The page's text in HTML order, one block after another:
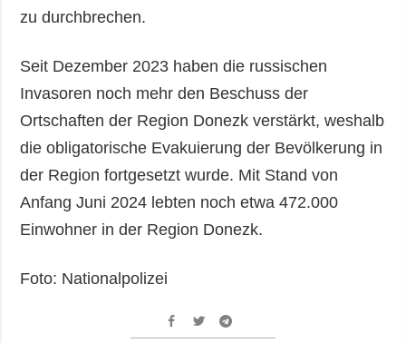
zu durchbrechen.
Seit Dezember 2023 haben die russischen
Invasoren noch mehr den Beschuss der
Ortschaften der Region Donezk verstärkt, weshalb
die obligatorische Evakuierung der Bevölkerung in
der Region fortgesetzt wurde. Mit Stand von
Anfang Juni 2024 lebten noch etwa 472.000
Einwohner in der Region Donezk.
Foto: Nationalpolizei